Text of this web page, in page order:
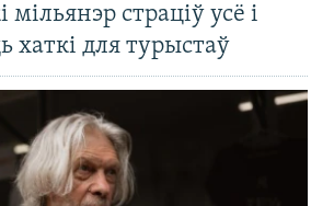
мільянэр страціў усё і
хаткі для турыстаў